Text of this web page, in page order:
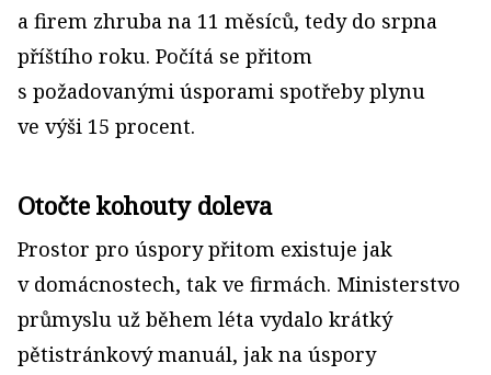
a firem zhruba na 11 měsíců, tedy do srpna
příštího roku. Počítá se přitom
s požadovanými úsporami spotřeby plynu
ve výši 15 procent.
Otočte kohouty doleva
Prostor pro úspory přitom existuje jak
v domácnostech, tak ve firmách. Ministerstvo
průmyslu už během léta vydalo krátký
pětistránkový manuál, jak na úspory